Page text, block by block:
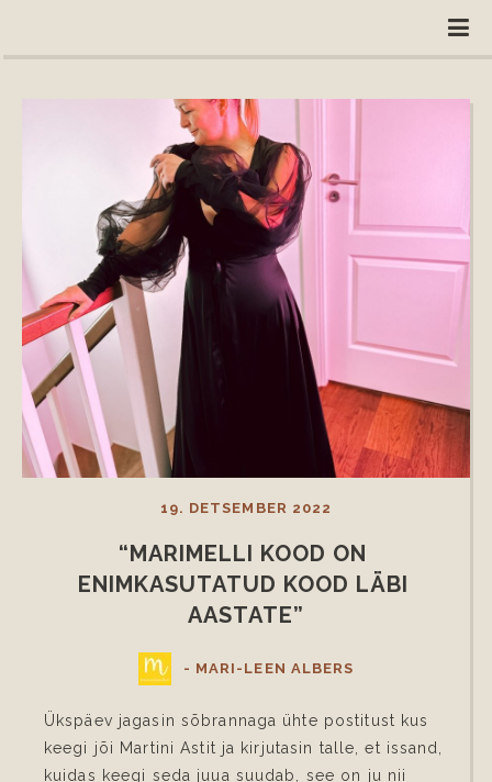
19. DETSEMBER 2022
“MARIMELLI KOOD ON
ENIMKASUTATUD KOOD LÄBI
AASTATE”
- MARI-LEEN ALBERS
Ükspäev jagasin sõbrannaga ühte postitust kus
keegi jõi Martini Astit ja kirjutasin talle, et issand,
kuidas keegi seda juua suudab, see on ju nii